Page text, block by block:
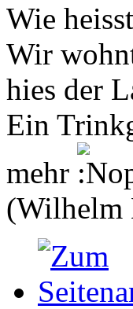
Wie
Wir
hies der
Ein
mehr
(Wilhelm